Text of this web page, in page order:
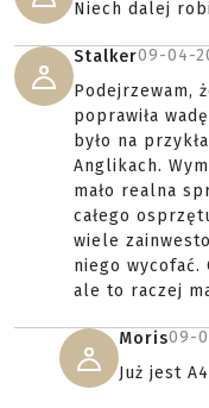
Niech dalej
Stalker09-04-
Podejrzewam,
poprawiła
było na
Anglikach.
mało realna
całego
wiele
niego wycofać.
ale to raczej
Moris09-
Już jest